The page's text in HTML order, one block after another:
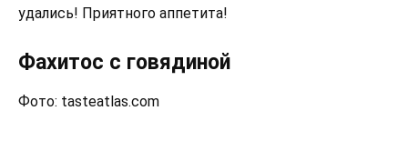
удались! Приятного аппетита!
Фахитос с говядиной
Фото: tasteatlas.com